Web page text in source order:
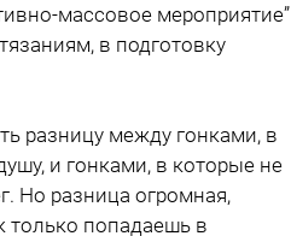
массовое мероприятие”
в подготовку
разницу между гонками, в
и гонками, в которые не
Но разница огромная,
только попадаешь в